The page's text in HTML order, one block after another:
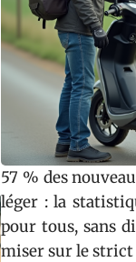
57 % des
léger : la
pour tous, sans
miser sur le